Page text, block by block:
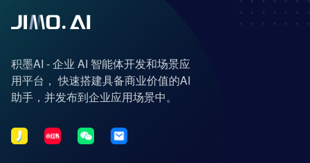
积墨AI - 企业 AI 智能体开发和场景应
用平台， 快速搭建具备商业价值的AI
助手，并发布到企业应用场景中。